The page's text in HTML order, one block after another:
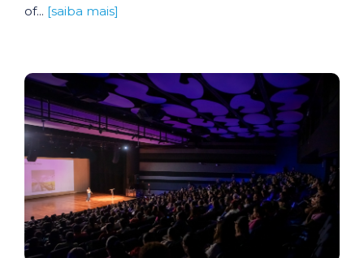
of... [saiba mais]